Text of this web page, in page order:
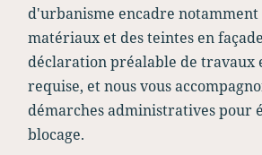
d'urbanisme encadre notamment
matériaux et des teintes en
déclaration préalable de travaux
requise, et nous vous
démarches administratives pour
blocage.